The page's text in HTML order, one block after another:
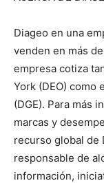
Diageo en una
venden en más
empresa cotiza
York (DEO) como
(DGE). Para más
marcas y
recurso global de
responsable de
información,